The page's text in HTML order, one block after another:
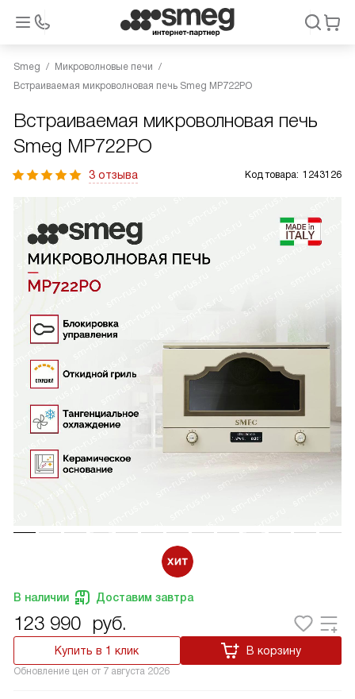
Smeg
Микроволновые печи
Встраиваемая микроволновая печь Smeg MP722PO
Встраиваемая микроволновая печь
Smeg MP722PO
3 отзыва Код товара: 1243126
В наличии Доставим завтра
123 990 руб.
Купить в 1 клик В корзину
Обновление цен от 7 августа 2026